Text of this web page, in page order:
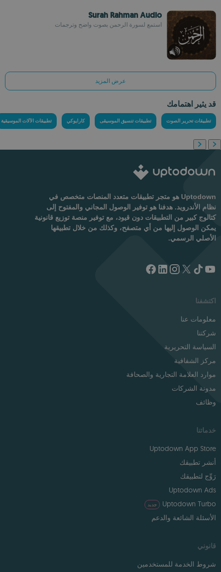
Surah Rahman Audio
استمع لسورة الرحمن بصوت واضح وترجمات
عرض المزيد
قد يثير اهتمامك
تطبيقات تحرير الصوت تطبيقات تنسيق الموسيقى كارايوكي تطبيقات الآلات الموسيقية
Uptodown هو متجر تطبيقات متعدد المنصات متخصص في
نظام الأندرويد. هدفنا هو توفير الوصول المجاني والمفتوح إلى
كتالوج كبير من التطبيقات دون قيود، مع توفير منصة توزيع قانونية
يمكن الوصول إليها من أي متصفح، وكذلك من خلال تطبيقها
الأصلي الرسمي.
اكتشفنا
معلومات عنا
شركتنا
السياسة التحريرية
مركز الشفافية
موارد العلامة التجارية والصحافة
مدونة الشركات
وظائف
خدماتنا
Uptodown App Store
أنشر تطبيقك
رَوِّج لتطبيقك
Uptodown Ads
Uptodown Turbo
جديد
الأسئلة الشائعة والدعم
قانوني
شروط الخدمة للمستخدمين